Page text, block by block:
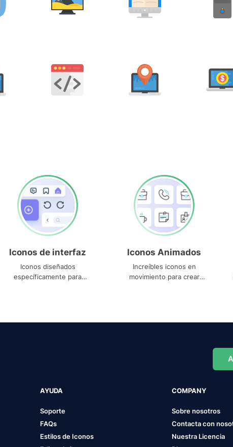
Iconos de interfaz
Iconos diseñados
específicamente para
Iconos Animados
Increíbles iconos en
movimiento para crear
AYUDA
Soporte
FAQs
Estilos de Iconos
COMPANY
Sobre nosotros
Contacta con
Nuestra Licencia